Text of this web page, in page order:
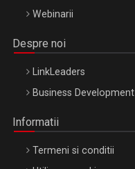
Webinarii
Despre noi
LinkLeaders
Business Development
Informatii
Termeni si conditii